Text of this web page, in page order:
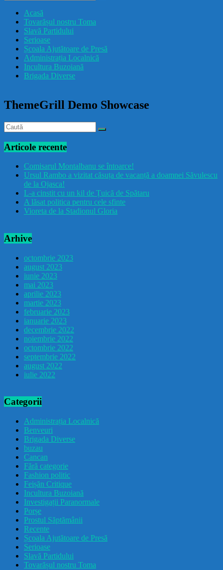
Acasă
Tovarășul nostru Toma
Slavă Partidului
Serioase
Școala Ajutătoare de Presă
Administrația Localnică
Incultura Buzoiană
Brigada Diverse
ThemeGrill Demo Showcase
Articole recente
Comisarul Montalbanu se întoarce!
Ursul Rambo a vizitat căsuța de vacanță a doamnei Săvulescu
de la Ojasca!
L-a cinstit cu un kil de Țuică de Spătaru
A lăsat politica pentru cele sfinte
Vioreta de la Stadionul Gloria
Arhive
octombrie 2023
august 2023
iunie 2023
mai 2023
aprilie 2023
martie 2023
februarie 2023
ianuarie 2023
decembrie 2022
noiembrie 2022
octombrie 2022
septembrie 2022
august 2022
iulie 2022
Categorii
Administrația Localnică
Benveuri
Brigada Diverse
buzau
Cancan
Fără categorie
Fashion politic
Feișăn Critique
Incultura Buzoiană
Investigații Paranormale
Porșe
Prostul Săptămânii
Recente
Școala Ajutătoare de Presă
Serioase
Slavă Partidului
Tovarășul nostru Toma